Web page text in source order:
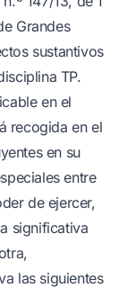
Grandes
sustantivos
TP.
en el
recogida en el
en su
entre
de ejercer,
significativa
las siguientes